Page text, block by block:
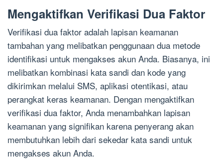
Mengaktifkan Verifikasi Dua Faktor
Verifikasi dua faktor adalah lapisan keamanan
tambahan yang melibatkan penggunaan dua metode
identifikasi untuk mengakses akun Anda. Biasanya, ini
melibatkan kombinasi kata sandi dan kode yang
dikirimkan melalui SMS, aplikasi otentikasi, atau
perangkat keras keamanan. Dengan mengaktifkan
verifikasi dua faktor, Anda menambahkan lapisan
keamanan yang signifikan karena penyerang akan
membutuhkan lebih dari sekedar kata sandi untuk
mengakses akun Anda.